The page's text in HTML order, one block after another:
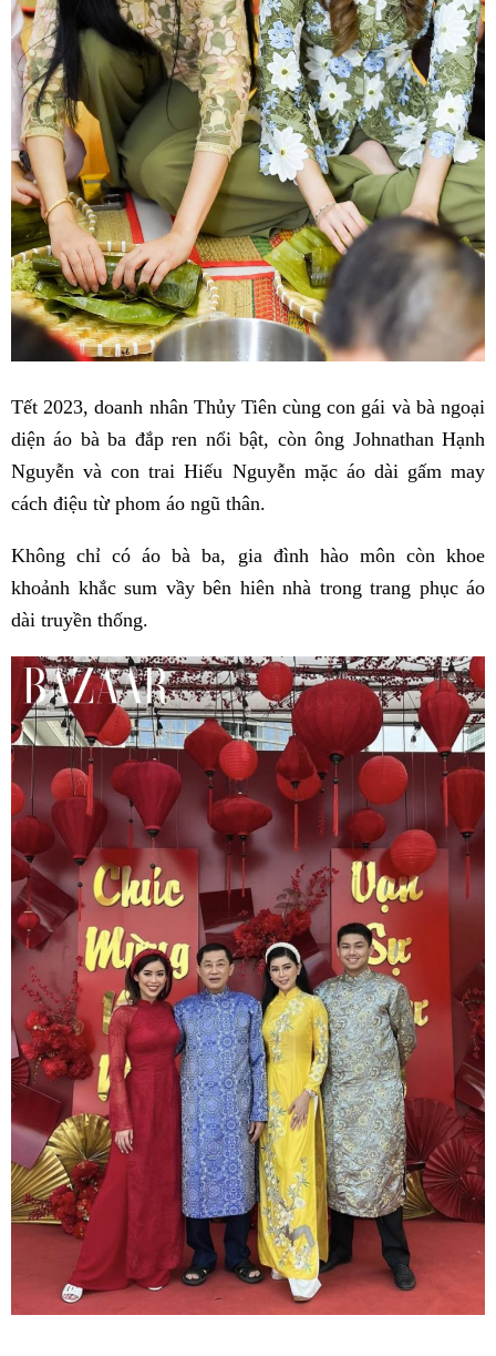
Tết 2023, doanh nhân Thủy Tiên cùng con gái và bà ngoại
diện áo bà ba đắp ren nổi bật, còn ông Johnathan Hạnh
Nguyễn và con trai Hiếu Nguyễn mặc áo dài gấm may
cách điệu từ phom áo ngũ thân.
Không chỉ có áo bà ba, gia đình hào môn còn khoe
khoảnh khắc sum vầy bên hiên nhà trong trang phục áo
dài truyền thống.